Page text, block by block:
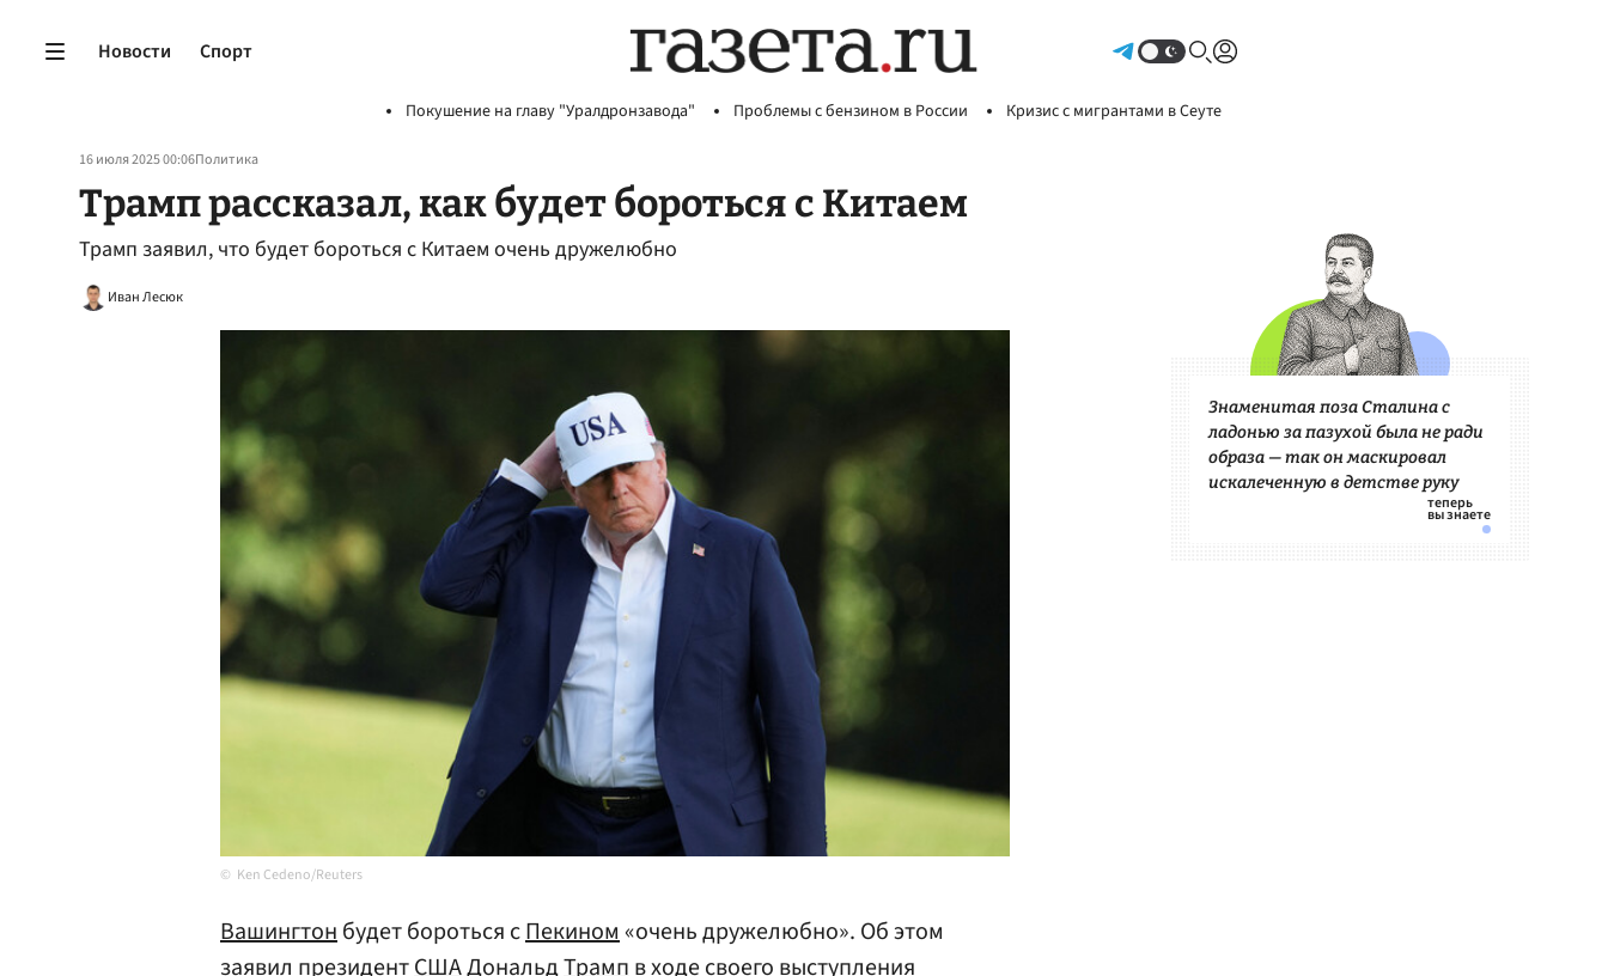
Новости Спорт
Покушение на главу "Уралдронзавода" Проблемы с бензином в России Кризис с мигрантами в Сеуте
16 июля 2025 00:06Политика
Трамп рассказал, как будет бороться с Китаем
Трамп заявил, что будет бороться с Китаем очень дружелюбно
Иван Лесюк
Ken Cedeno/Reuters
Вашингтонбудет бороться сПекином«очень дружелюбно». Об этом
заявил президентСШАДональдТрампв ходе своего выступления
Знаменитая поза Сталина с
ладонью за пазухой была не ради
образа — так он маскировал
искалеченную в детстве руку